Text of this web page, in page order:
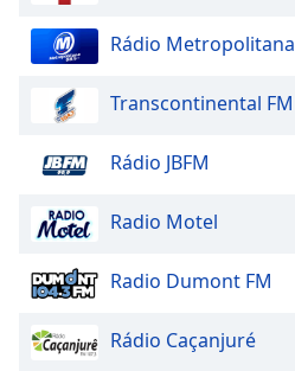
Rádio Metropolitana
Transcontinental FM
Rádio JBFM
Radio Motel
Radio Dumont FM
Rádio Caçanjuré